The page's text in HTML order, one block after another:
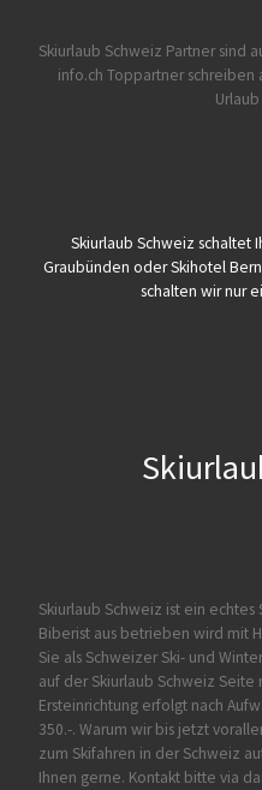
Skiurlaub Schweiz Partner sind
info.ch Toppartner
Skiurlaub Schweiz schaltet
Graubünden oder Skihotel
schalten wir nur
Skiurlaub Schweiz ist ein
Biberist aus betrieben wird mit
Sie als Schweizer Ski- und
auf der Skiurlaub Schweiz Seite
Ersteinrichtung erfolgt nach
350.-. Warum wir bis jetzt
zum Skifahren in der Schweiz
Ihnen gerne. Kontakt bitte via